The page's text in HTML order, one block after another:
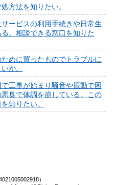
方法を知りたい。
ービスの利用手続きや日常生
。相談できる窓口を知りた
めに買ったものでトラブルに
か。
工事が始まり騒音や振動で困
臭で体調を崩している。この
知りたい。
）